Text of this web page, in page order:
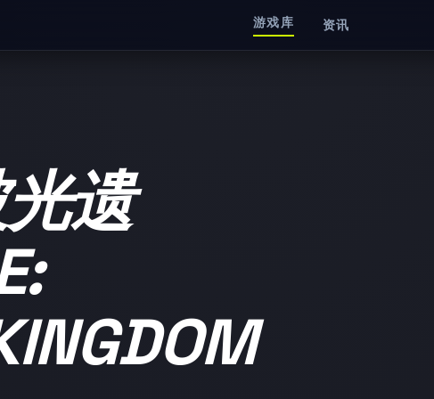
游戏库 资讯
遗